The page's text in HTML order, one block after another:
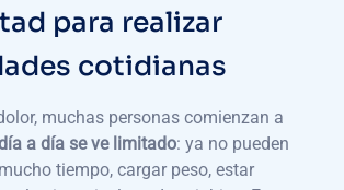
para realizar
cotidianas
muchas personas comienzan a
a día se ve limitado: ya no pueden
tiempo, cargar peso, estar